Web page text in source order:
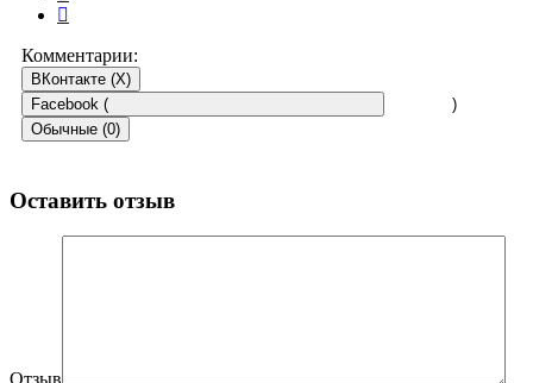
Комментарии:
ВКонтакте (X)
Facebook (
)
Обычные (0)
Оставить отзыв